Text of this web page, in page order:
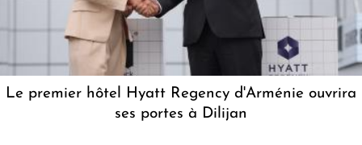
Le premier hôtel Hyatt Regency d'Arménie ouvrira
ses portes à Dilijan